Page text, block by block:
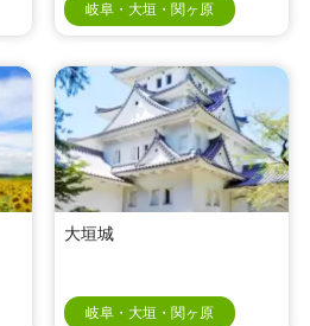
岐阜・大垣・関ヶ原
大垣城
岐阜・大垣・関ヶ原